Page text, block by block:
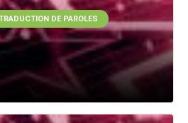
DE PAROLES